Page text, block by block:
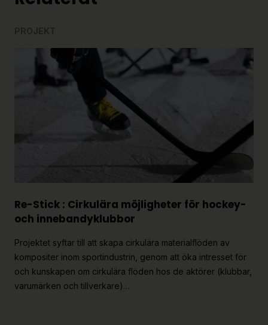
Re-Stick : Cirkulära möjligheter för hockey-
och innebandyklubbor
Projektet syftar till att skapa cirkulära materialflöden av
kompositer inom sportindustrin, genom att öka intresset för
och kunskapen om cirkulära flöden hos de aktörer (klubbar,
varumärken och tillverkare)…